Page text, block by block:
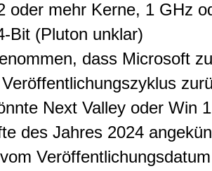
oder mehr Kerne, 1 GHz
Bit (Pluton unklar)
dass Microsoft
Next Valley oder Win
des Jahres 2024